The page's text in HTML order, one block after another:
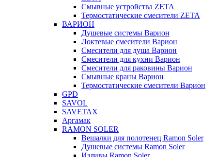
Смывные устройства ZETA
Термостатические смесители ZETA
ВАРИОН
Душевые системы Варион
Локтевые смесители Варион
Смесители для душа Варион
Смесители для кухни Варион
Смесители для раковины Варион
Смывные краны Варион
Термостатические смесители Варион
GPD
SAVOL
SAVETAX
Аргамак
RAMON SOLER
Вешалки для полотенец Ramon Soler
Душевые системы Ramon Soler
Изливы Ramon Soler